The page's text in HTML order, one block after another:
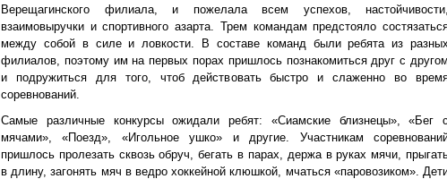
Верещагинского филиала, и пожелала всем успехов, настойчивости,
взаимовыручки и спортивного азарта. Трем командам предстояло
между собой в силе и ловкости. В составе команд были ребята из
филиалов, поэтому им на первых порах пришлось познакомиться друг с другом
и подружиться для того, чтоб действовать быстро и слаженно во
соревнований.
Самые различные конкурсы ожидали ребят: «Сиамские близнецы», «Бег с
мячами», «Поезд», «Игольное ушко» и другие. Участникам
пришлось пролезать сквозь обруч, бегать в парах, держа в руках мячи,
в длину, загонять мяч в ведро хоккейной клюшкой, мчаться «паровозиком».